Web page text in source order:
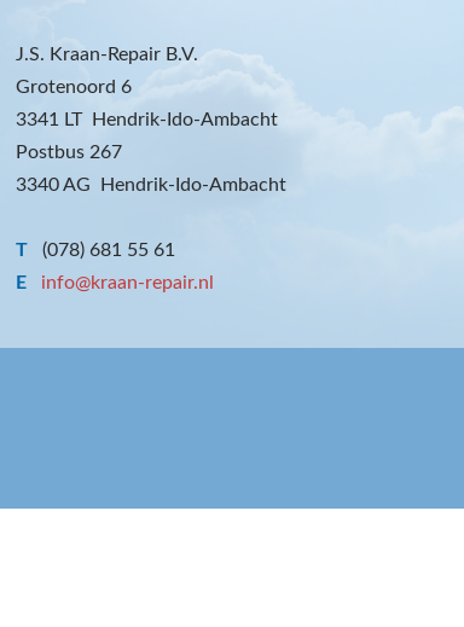
J.S. Kraan-Repair B.V.
Grotenoord 6
3341 LT Hendrik-Ido-Ambacht
Postbus 267
3340 AG Hendrik-Ido-Ambacht
T
(078) 681 55 61
E
info@kraan-repair.nl